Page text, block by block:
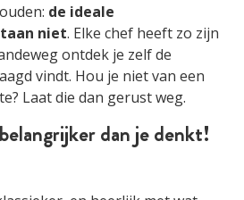
de ideale
niet. Elke chef heeft zo zijn
ontdek je zelf de
vindt. Hou je niet van een
Laat die dan gerust weg.
dan je denkt!